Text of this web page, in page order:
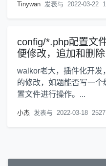
Tinywan 发表与 2022-03-22
config/*.php配置文
便修改，追加和删除
walkor老大，插件化开发
的修改，如题能否写一
置文件进行操作。...
小杰 发表与 2022-03-18